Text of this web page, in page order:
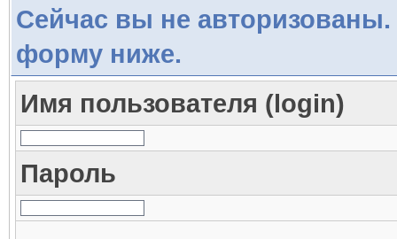
Сейчас вы не авторизованы.
форму ниже.
Имя пользователя (login)
Пароль